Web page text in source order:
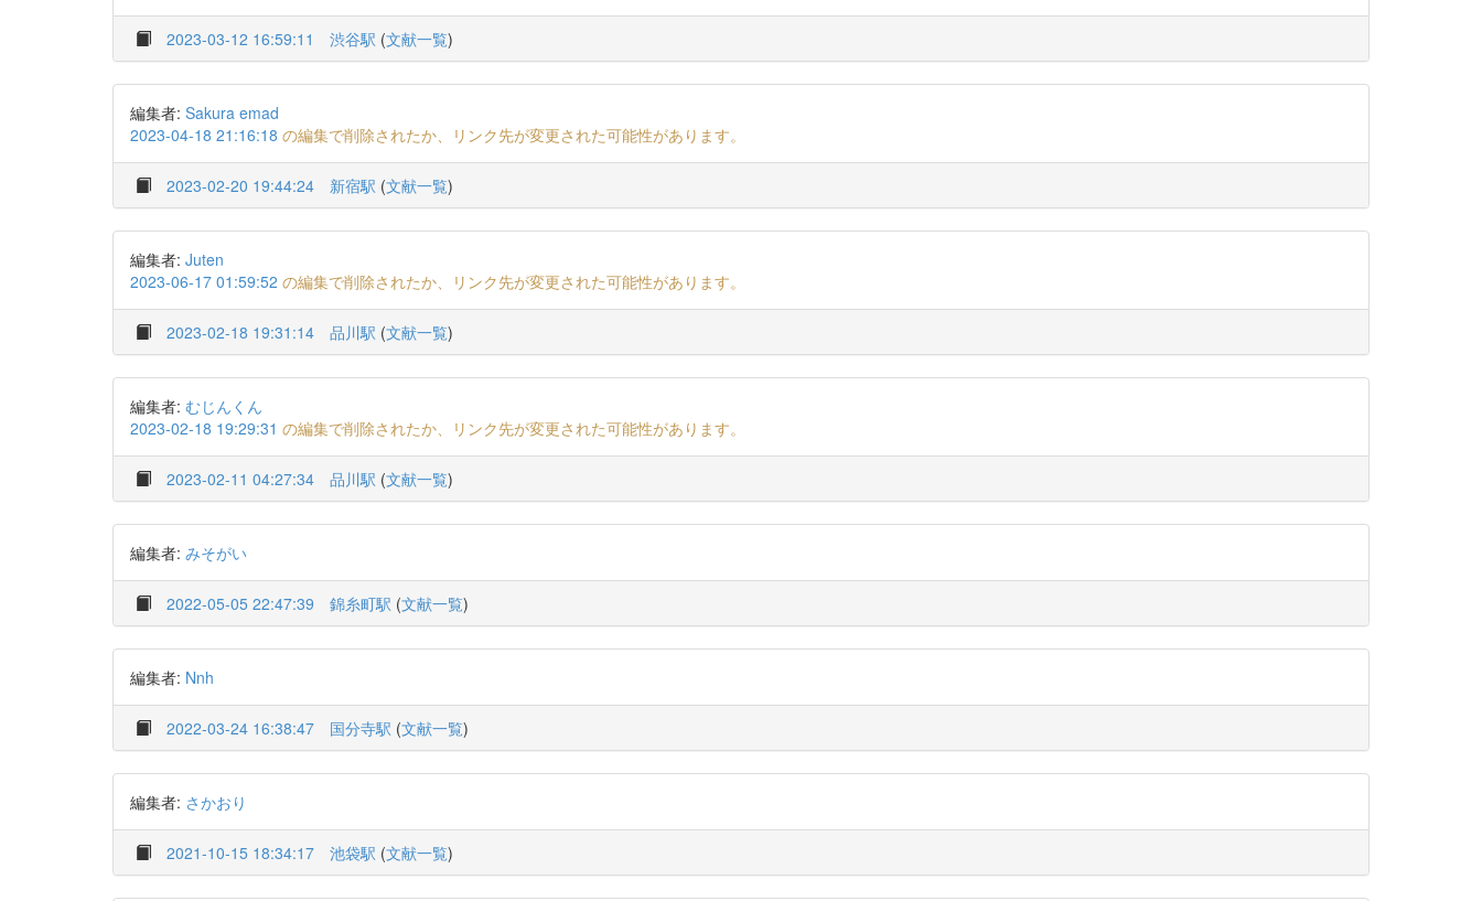
2023-03-12 16:59:11 渋谷駅 (文献一覧)
編集者: Sakura emad
2023-04-18 21:16:18 の編集で削除されたか、リンク先が変更された可能性があります。
2023-02-20 19:44:24 新宿駅 (文献一覧)
編集者: Juten
2023-06-17 01:59:52 の編集で削除されたか、リンク先が変更された可能性があります。
2023-02-18 19:31:14 品川駅 (文献一覧)
編集者: むじんくん
2023-02-18 19:29:31 の編集で削除されたか、リンク先が変更された可能性があります。
2023-02-11 04:27:34 品川駅 (文献一覧)
編集者: みそがい
2022-05-05 22:47:39 錦糸町駅 (文献一覧)
編集者: Nnh
2022-03-24 16:38:47 国分寺駅 (文献一覧)
編集者: さかおり
2021-10-15 18:34:17 池袋駅 (文献一覧)